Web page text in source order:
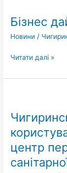
Бізнес
Новини /
на
Читати далі »
центр
радою
користування
Чигиринський
центр